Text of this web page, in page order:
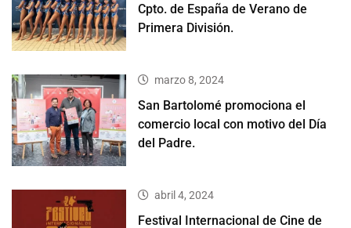
Cpto. de España de Verano de
Primera División.
marzo 8, 2024
San Bartolomé promociona el
comercio local con motivo del Día
del Padre.
abril 4, 2024
Festival Internacional de Cine de